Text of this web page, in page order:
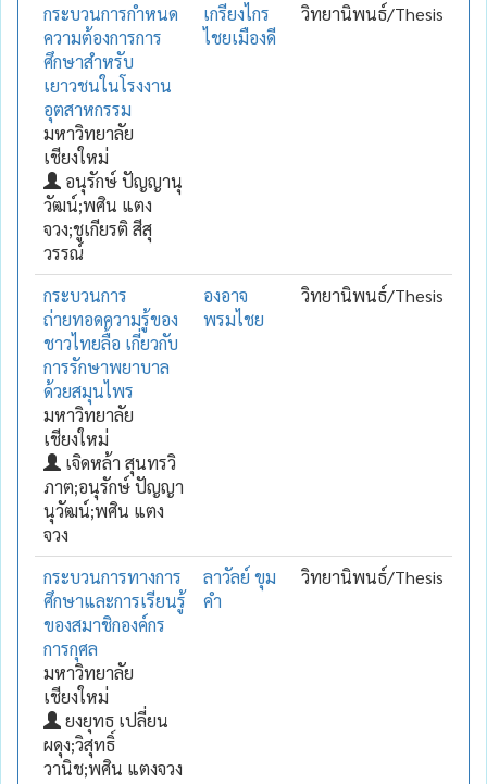
กระบวนการกำหนด
ความต้องการการ
ศึกษาสำหรับ
เยาวชนในโรงงาน
อุตสาหกรรม
มหาวิทยาลัย
เชียงใหม่
อนุรักษ์ ปัญญานุ
วัฒน์;พศิน แตง
จวง;ชูเกียรติ สีสุ
วรรณ์
เกรียงไกร
ไชยเมืองดี
วิทยานิพนธ์/Thesis
กระบวนการ
ถ่ายทอดความรู้ของ
ชาวไทยลื้อ เกี่ยวกับ
การรักษาพยาบาล
ด้วยสมุนไพร
มหาวิทยาลัย
เชียงใหม่
เจิดหล้า สุนทรวิ
ภาต;อนุรักษ์ ปัญญา
นุวัฒน์;พศิน แตง
จวง
องอาจ
พรมไชย
วิทยานิพนธ์/Thesis
กระบวนการทางการ
ศึกษาและการเรียนรู้
ของสมาชิกองค์กร
การกุศล
มหาวิทยาลัย
เชียงใหม่
ยงยุทธ เปลี่ยน
ผดุง;วิสุทธิ์
วานิช;พศิน แตงจวง
ลาวัลย์ ขุม
คำ
วิทยานิพนธ์/Thesis